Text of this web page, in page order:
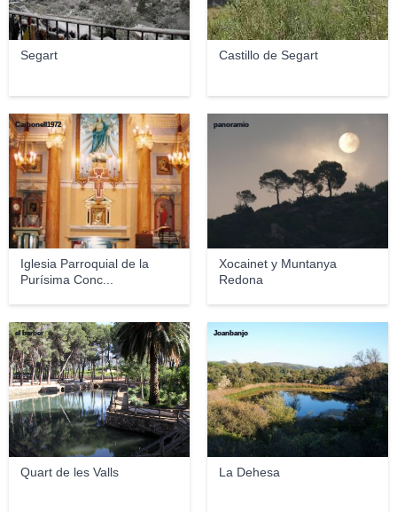
Segart Castillo de Segart
Iglesia Parroquial de la
Purísima Conc...
Carbonell1972
Xocainet y Muntanya
Redona
panoramio
Quart de les Valls
el barber
La Dehesa
Joanbanjo